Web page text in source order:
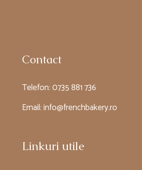
Contact
Telefon:0735 881 736
Email:info@frenchbakery.ro
Linkuri utile